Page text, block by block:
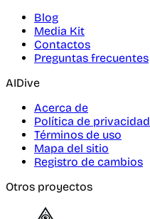
Blog
Media Kit
Contactos
Preguntas frecuentes
AIDive
Acerca de
Política de privacidad
Términos de uso
Mapa del sitio
Registro de cambios
Otros proyectos